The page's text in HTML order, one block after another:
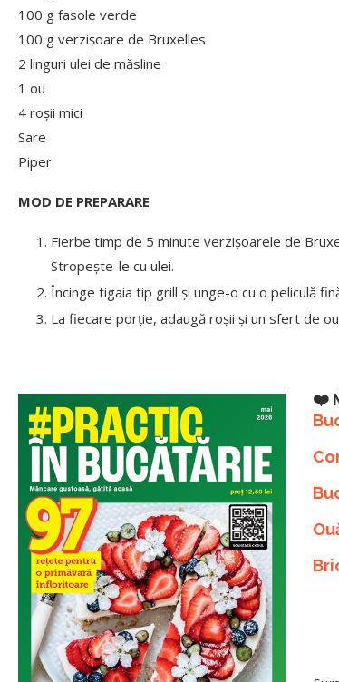
100 g fasole verde
100 g verzișoare de Bruxelles
2 linguri ulei de măsline
1 ou
4 roșii mici
Sare
Piper
MOD DE PREPARARE
Fierbe timp de 5 minute verzișoarele de
Stropește-le cu ulei.
Încinge tigaia tip grill și unge-o cu o peliculă
La fiecare porție, adau­gă roșii și un sfert de
❤️